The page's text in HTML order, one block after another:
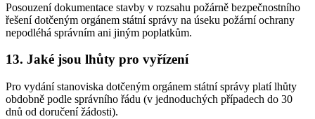
Posouzení dokumentace stavby v rozsahu požárně bezpečnostního
řešení dotčeným orgánem státní správy na úseku požární ochrany
nepodléhá správním ani jiným poplatkům.
13. Jaké jsou lhůty pro vyřízení
Pro vydání stanoviska dotčeným orgánem státní správy platí lhůty
obdobně podle správního řádu (v jednoduchých případech do 30
dnů od doručení žádosti).